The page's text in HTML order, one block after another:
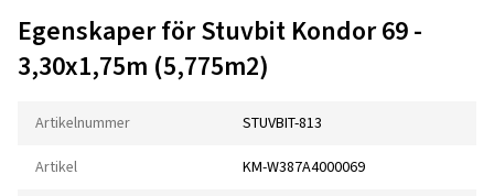
Egenskaper för Stuvbit Kondor 69 -
3,30x1,75m (5,775m2)
Artikelnummer STUVBIT-813
Artikel KM-W387A4000069